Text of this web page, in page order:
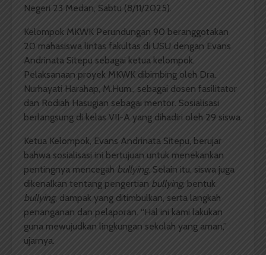
Negeri 23 Medan, Sabtu (8/11/2025).
Kelompok MKWK Perundungan 90 beranggotakan
20 mahasiswa lintas fakultas di USU dengan Evans
Andrinata Sitepu sebagai ketua kelompok.
Pelaksanaan proyek MKWK dibimbing oleh Dra.
Nurhayati Harahap, M.Hum., sebagai dosen fasilitator
dan Rodiah Hasugian sebagai mentor. Sosialisasi
berlangsung di kelas VII-A yang dihadiri oleh 29 siswa.
Ketua Kelompok, Evans Andrinata Sitepu, berujar
bahwa sosialisasi ini bertujuan untuk menekankan
pentingnya mencegah bullying. Selain itu, siswa juga
dikenalkan tentang pengertian bullying , bentuk
bullying, dampak yang ditimbulkan, serta langkah
penanganan dan pelaporan. “Hal ini kami lakukan
guna mewujudkan lingkungan sekolah yang aman,”
ujarnya.